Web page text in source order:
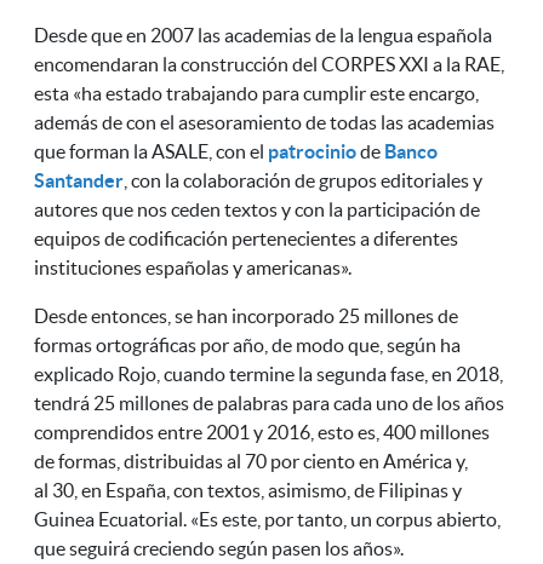
Desde que en 2007 las academias de la lengua española
encomendaran la construcción del CORPES XXI a la RAE,
esta «ha estado trabajando para cumplir este encargo,
además de con el asesoramiento de todas las academias
que forman la ASALE, con el patrociniode Banco
Santander , con la colaboración de grupos editoriales y
autores que nos ceden textos y con la participación de
equipos de codificación pertenecientes a diferentes
instituciones españolas y americanas».
Desde entonces, se han incorporado 25 millones de
formas ortográficas por año, de modo que, según ha
explicado Rojo, cuando termine la segunda fase, en 2018,
tendrá 25 millones de palabras para cada uno de los años
comprendidos entre 2001 y 2016, esto es, 400 millones
de formas, distribuidas al 70 por ciento en América y,
al 30, en España, con textos, asimismo, de Filipinas y
Guinea Ecuatorial. «Es este, por tanto, un corpus abierto,
que seguirá creciendo según pasen los años».